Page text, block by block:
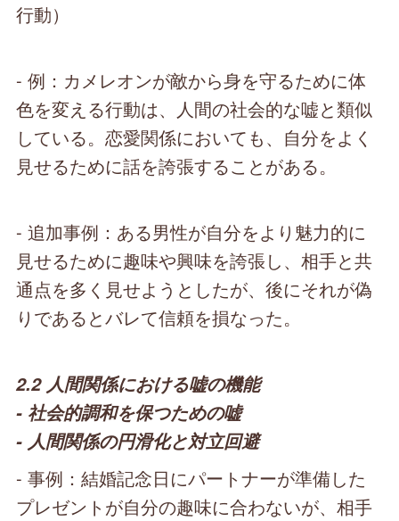
行動）
- 例：カメレオンが敵から身を守るために体
色を変える行動は、人間の社会的な嘘と類似
している。恋愛関係においても、自分をよく
見せるために話を誇張することがある。
- 追加事例：ある男性が自分をより魅力的に
見せるために趣味や興味を誇張し、相手と共
通点を多く見せようとしたが、後にそれが偽
りであるとバレて信頼を損なった。
2.2 人間関係における嘘の機能
- 社会的調和を保つための嘘
- 人間関係の円滑化と対立回避
- 事例：結婚記念日にパートナーが準備した
プレゼントが自分の趣味に合わないが、相手